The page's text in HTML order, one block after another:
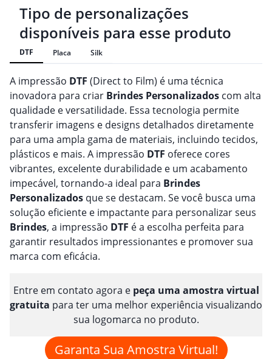
Tipo de personalizações
disponíveis para esse produto
DTF Placa Silk
A impressão DTF (Direct to Film) é uma técnica
inovadora para criar Brindes Personalizados com alta
qualidade e versatilidade. Essa tecnologia permite
transferir imagens e designs detalhados diretamente
para uma ampla gama de materiais, incluindo tecidos,
plásticos e mais. A impressão DTF oferece cores
vibrantes, excelente durabilidade e um acabamento
impecável, tornando-a ideal para Brindes
Personalizados que se destacam. Se você busca uma
solução eficiente e impactante para personalizar seus
Brindes, a impressão DTF é a escolha perfeita para
garantir resultados impressionantes e promover sua
marca com eficácia.
Entre em contato agora e peça uma amostra virtual
gratuita para ter uma melhor experiência visualizando
sua logomarca no produto.
Garanta Sua Amostra Virtual!